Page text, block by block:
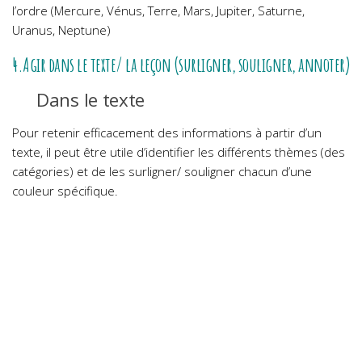
l’ordre (Mercure, Vénus, Terre, Mars, Jupiter, Saturne,
Uranus, Neptune)
4.Agir dans le texte/ la leçon (surligner, souligner, annoter)
Dans le texte
Pour retenir efficacement des informations à partir d’un
texte, il peut être utile d’identifier les différents thèmes (des
catégories) et de les surligner/ souligner chacun d’une
couleur spécifique.